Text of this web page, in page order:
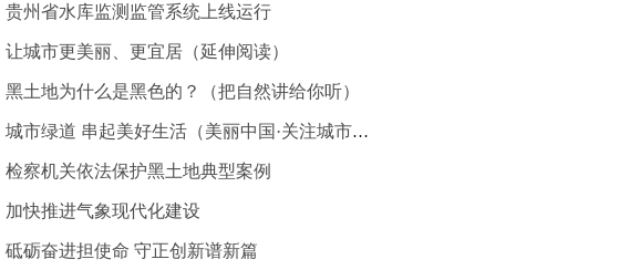
贵州省水库监测监管系统上线运行
让城市更美丽、更宜居（延伸阅读）
黑土地为什么是黑色的？（把自然讲给你听）
城市绿道 串起美好生活（美丽中国·关注城市绿色空间①）
检察机关依法保护黑土地典型案例
加快推进气象现代化建设
砥砺奋进担使命 守正创新谱新篇